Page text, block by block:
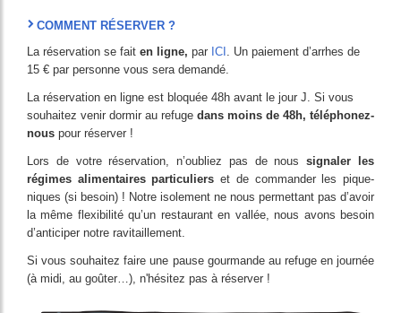
COMMENT RÉSERVER ?
La réservation se fait en ligne, par ICI . Un paiement d’arrhes de
15 € par personne vous sera demandé.
La réservation en ligne est bloquée 48h avant le jour J. Si vous
souhaitez venir dormir au refuge dans moins de 48h, téléphonez-
nous pour réserver !
Lors de votre réservation, n’oubliez pas de noussignaler les
régimes alimentaires particuliers et de commander les pique-
niques (si besoin) ! Notre isolement ne nous permettant pas d’avoir
la même flexibilité qu’un restaurant en vallée, nous avons besoin
d’anticiper notre ravitaillement.
Si vous souhaitez faire une pause gourmande au refuge en journée
(à midi, au goûter…), n'hésitez pas à réserver !